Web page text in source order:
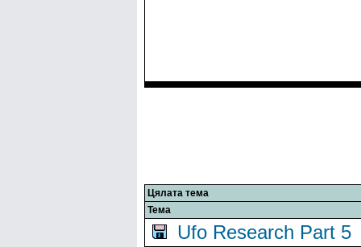
Цялата тема
Тема
Ufo Research Part 5